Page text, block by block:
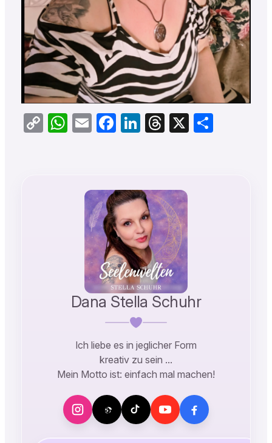
CopyWhatsApp
EmailFacebook
LinkedIn
Threads
X Teilen
Dana Stella Schuhr
Ich liebe es in jeglicher Form
kreativ zu sein …
Mein Motto ist: einfach mal machen!